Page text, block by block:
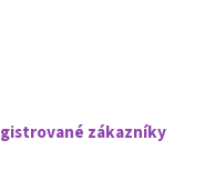
zákazníky